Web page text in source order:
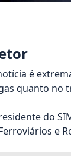
é
quanto no
do
e